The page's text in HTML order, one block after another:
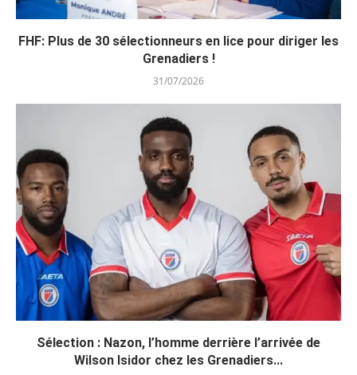
FHF: Plus de 30 sélectionneurs en lice pour diriger les
Grenadiers !
31/07/2026
Sélection : Nazon, l’homme derrière l’arrivée de
Wilson Isidor chez les Grenadiers...